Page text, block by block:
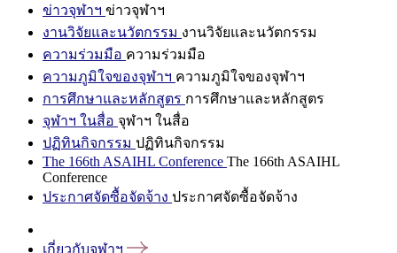
ข่าวจุฬาฯ ข่าวจุฬาฯ
งานวิจัยและนวัตกรรม งานวิจัยและนวัตกรรม
ความร่วมมือ ความร่วมมือ
ความภูมิใจของจุฬาฯ ความภูมิใจของจุฬาฯ
การศึกษาและหลักสูตร การศึกษาและหลักสูตร
จุฬาฯ ในสื่อ จุฬาฯ ในสื่อ
ปฏิทินกิจกรรม ปฏิทินกิจกรรม
The 166th ASAIHL Conference The 166th ASAIHL
Conference
ประกาศจัดซื้อจัดจ้าง ประกาศจัดซื้อจัดจ้าง
เกี่ยวกับจุฬาฯ